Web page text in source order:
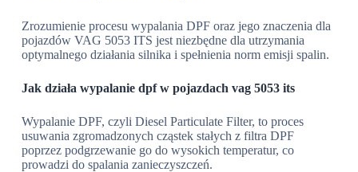
Zrozumienie procesu wypalania DPF oraz jego znaczenia dla
pojazdów VAG 5053 ITS jest niezbędne dla utrzymania
optymalnego działania silnika i spełnienia norm emisji spalin.
Jak działa wypalanie dpf w pojazdach vag 5053 its
Wypalanie DPF, czyli Diesel Particulate Filter, to proces
usuwania zgromadzonych cząstek stałych z filtra DPF
poprzez podgrzewanie go do wysokich temperatur, co
prowadzi do spalania zanieczyszczeń.